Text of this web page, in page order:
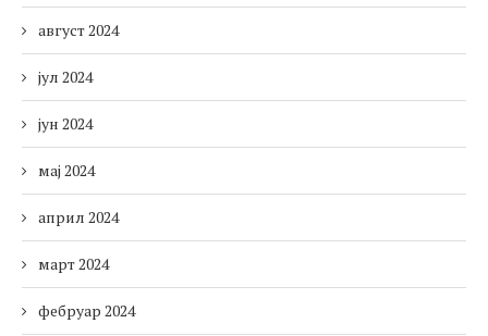
август 2024
јул 2024
јун 2024
мај 2024
април 2024
март 2024
фебруар 2024